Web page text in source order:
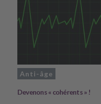
Anti-âge
Devenons « cohérents » !